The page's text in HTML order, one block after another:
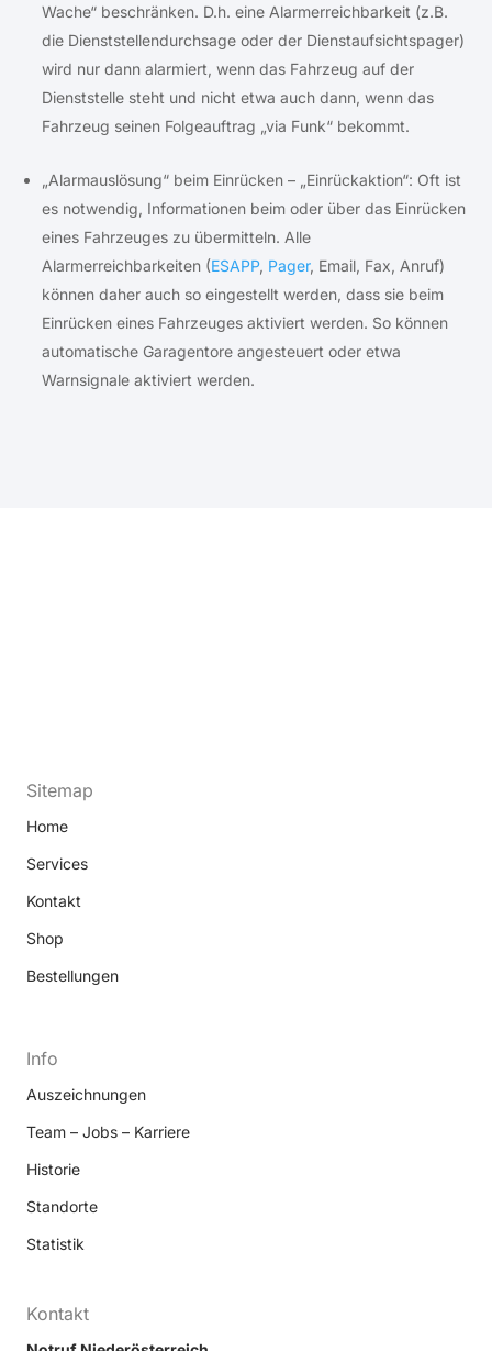
Wache“ beschränken. D.h. eine Alarmerreichbarkeit (z.B.
die Dienststellendurchsage oder der Dienstaufsichtspager)
wird nur dann alarmiert, wenn das Fahrzeug auf der
Dienststelle steht und nicht etwa auch dann, wenn das
Fahrzeug seinen Folgeauftrag „via Funk“ bekommt.
„Alarmauslösung“ beim Einrücken – „Einrückaktion“: Oft ist
es notwendig, Informationen beim oder über das Einrücken
eines Fahrzeuges zu übermitteln. Alle
Alarmerreichbarkeiten (ESAPP, Pager, Email, Fax, Anruf)
können daher auch so eingestellt werden, dass sie beim
Einrücken eines Fahrzeuges aktiviert werden. So können
automatische Garagentore angesteuert oder etwa
Warnsignale aktiviert werden.
Sitemap
Home
Services
Kontakt
Shop
Bestellungen
Info
Auszeichnungen
Team – Jobs – Karriere
Historie
Standorte
Statistik
Kontakt